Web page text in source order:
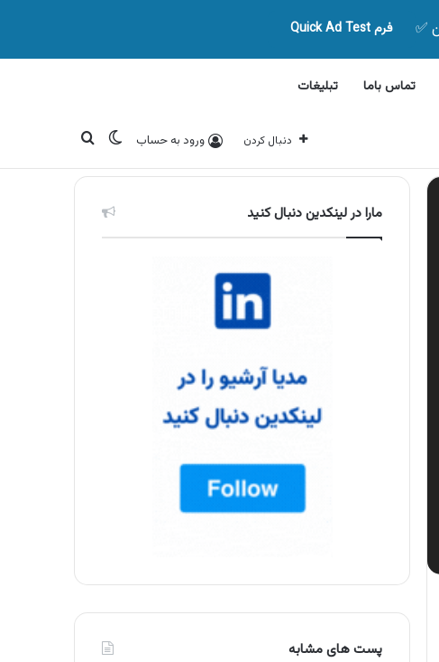
فرم Quick Ad Test
تماس باما تبلیغات
دنبال کردن ورود به حساب تغییر پوسته
جستجو برای
مارا در لینکدین دنبال کنید
پست های مشابه